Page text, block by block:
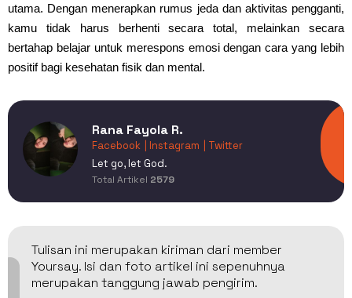
utama. Dengan menerapkan rumus jeda dan aktivitas pengganti,
kamu tidak harus berhenti secara total, melainkan secara
bertahap belajar untuk merespons emosi dengan cara yang lebih
positif bagi kesehatan fisik dan mental.
Rana Fayola R.
Facebook | Instagram
| Twitter
Let go, let God.
Total Artikel 2579
Tulisan ini merupakan kiriman dari member
Yoursay. Isi dan foto artikel ini sepenuhnya
merupakan tanggung jawab pengirim.